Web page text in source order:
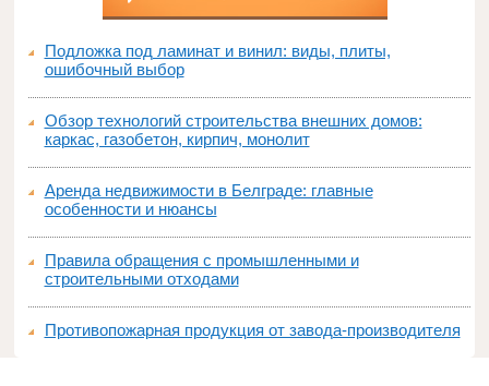
Подложка под ламинат и винил: виды, плиты,
ошибочный выбор
Обзор технологий строительства внешних домов:
каркас, газобетон, кирпич, монолит
Аренда недвижимости в Белграде: главные
особенности и нюансы
Правила обращения с промышленными и
строительными отходами
Противопожарная продукция от завода-производителя